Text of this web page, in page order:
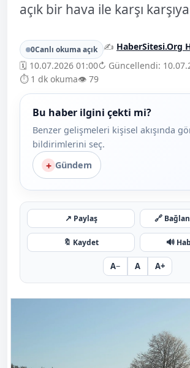
açık bir hava ile karşı
✍️ HaberSitesi.Org
🗓️ 10.07.2026 01:00↻ Güncellendi:
⏱️ 1 dk okuma👁️ 79
0Canlı okuma açık
Bu haber ilgini çekti mi?
Benzer gelişmeleri kişisel akışında
bildirimlerini seç.
+ Gündem
↗ Paylaş 🔗
🔖 Kaydet 🔊
A− A A+